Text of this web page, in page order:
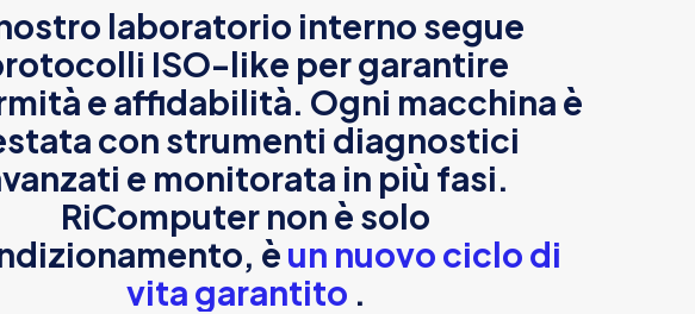
laboratorio interno segue
ISO-like per garantire
e affidabilità. Ogni macchina è
con strumenti diagnostici
e monitorata in più fasi.
RiComputer non è solo
è un nuovo ciclo di
vita garantito .